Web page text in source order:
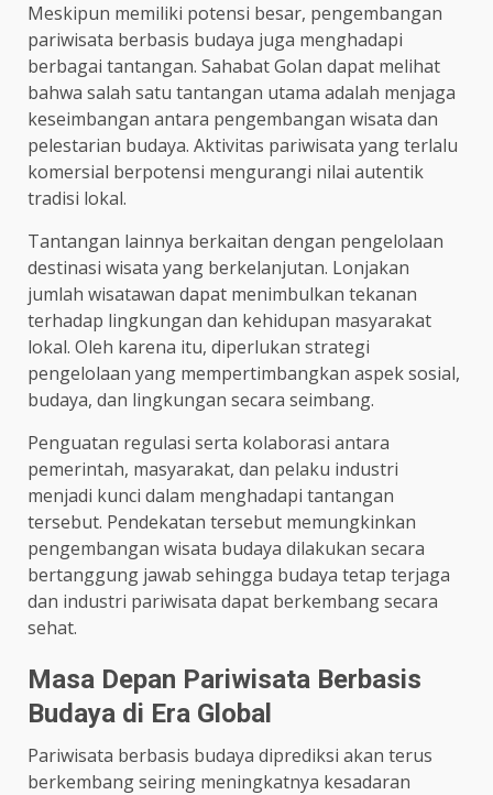
Meskipun memiliki potensi besar, pengembangan
pariwisata berbasis budaya juga menghadapi
berbagai tantangan. Sahabat Golan dapat melihat
bahwa salah satu tantangan utama adalah menjaga
keseimbangan antara pengembangan wisata dan
pelestarian budaya. Aktivitas pariwisata yang terlalu
komersial berpotensi mengurangi nilai autentik
tradisi lokal.
Tantangan lainnya berkaitan dengan pengelolaan
destinasi wisata yang berkelanjutan. Lonjakan
jumlah wisatawan dapat menimbulkan tekanan
terhadap lingkungan dan kehidupan masyarakat
lokal. Oleh karena itu, diperlukan strategi
pengelolaan yang mempertimbangkan aspek sosial,
budaya, dan lingkungan secara seimbang.
Penguatan regulasi serta kolaborasi antara
pemerintah, masyarakat, dan pelaku industri
menjadi kunci dalam menghadapi tantangan
tersebut. Pendekatan tersebut memungkinkan
pengembangan wisata budaya dilakukan secara
bertanggung jawab sehingga budaya tetap terjaga
dan industri pariwisata dapat berkembang secara
sehat.
Masa Depan Pariwisata Berbasis
Budaya di Era Global
Pariwisata berbasis budaya diprediksi akan terus
berkembang seiring meningkatnya kesadaran